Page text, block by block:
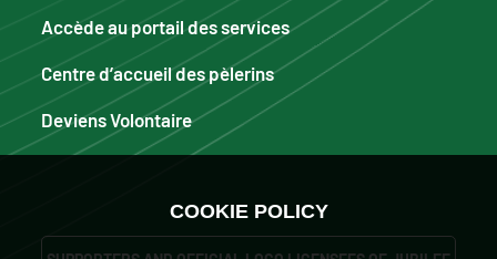
Accède au portail des services
Centre d’accueil des pèlerins
Deviens Volontaire
COOKIE POLICY